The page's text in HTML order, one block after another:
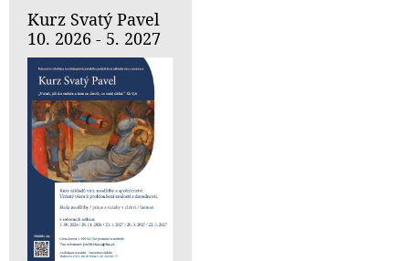
Kurz Svatý Pavel
10. 2026 - 5. 2027